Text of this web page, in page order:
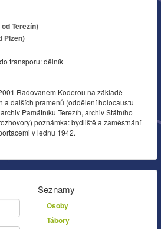
Terezín)
Plzeň)
transporu: dělník
Radovanem Koderou na základě
a dalších pramenů (oddělení holocaustu
Památníku Terezín, archiv Státního
poznámka: bydliště a zaměstnání
v lednu 1942.
Seznamy
Osoby
Tábory